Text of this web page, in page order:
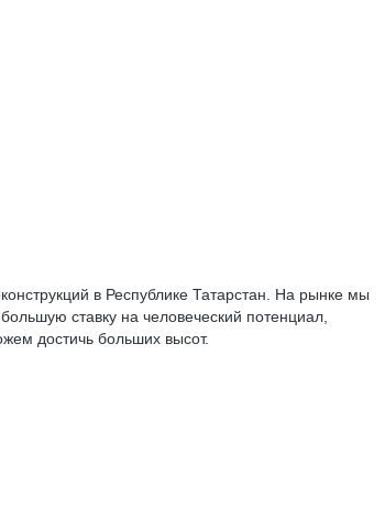
в Республике Татарстан. На рынке мы
ставку на человеческий потенциал,
достичь больших высот.